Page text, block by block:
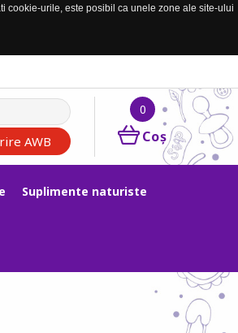
cookie-urile, este posibil ca unele zone ale site-ului
0
Coş
AWB
Suplimente naturiste